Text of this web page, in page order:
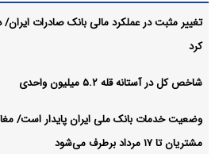
کرد
شاخص کل در آستانه قله ۵.۲ میلیون واحدی
وضعیت خدمات بانک ملی ایران پایدار است/
مشتریان تا ۱۷ مرداد برطرف می‌شود